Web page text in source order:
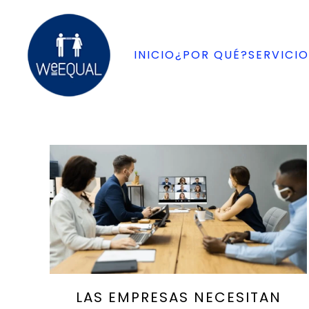
Ir al contenido principal
INICIO¿POR QUÉ?
LAS EMPRESAS NECESITAN